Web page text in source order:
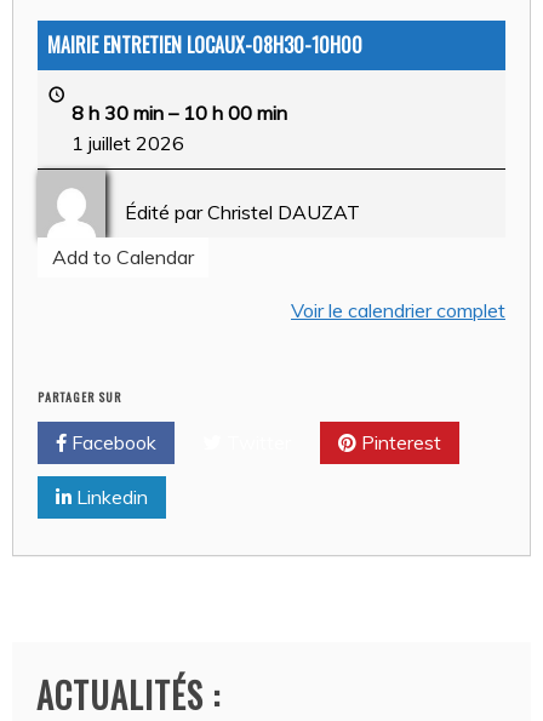
MAIRIE ENTRETIEN LOCAUX-08H30-10H00
8 h 30 min – 10 h 00 min
1 juillet 2026
Édité par Christel DAUZAT
Add to Calendar
Voir le calendrier complet
PARTAGER SUR
Facebook Pinterest
Linkedin
ACTUALITÉS :